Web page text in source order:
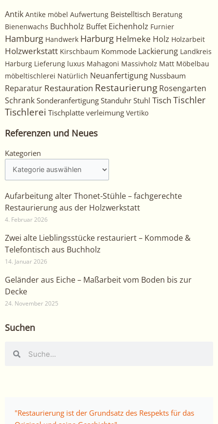
Antik Antike möbel Aufwertung Beistelltisch Beratung
Bienenwachs Buchholz Buffet Eichenholz Furnier
Hamburg Handwerk Harburg Helmeke Holz Holzarbeit
Holzwerkstatt Kirschbaum Kommode Lackierung Landkreis
Harburg Lieferung luxus Mahagoni Massivholz Matt Möbelbau
möbeltischlerei Natürlich Neuanfertigung Nussbaum
Reparatur Restauration Restaurierung Rosengarten
Schrank Sonderanfertigung Standuhr Stuhl Tisch Tischler
Tischlerei Tischplatte verleimung Vertiko
Referenzen und Neues
Kategorien
Kategorien
Aufarbeitung alter Thonet-Stühle – fachgerechte
Restaurierung aus der Holzwerkstatt
4. Februar 2026
Zwei alte Lieblingsstücke restauriert – Kommode &
Telefontisch aus Buchholz
14. Januar 2026
Geländer aus Eiche – Maßarbeit vom Boden bis zur
Decke
24. November 2025
Suchen
"Restaurierung ist der Grundsatz des Respekts für das